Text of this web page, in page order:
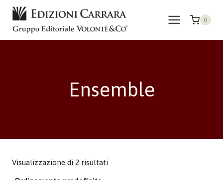
Salta
contenuto
0
Ensemble
Visualizzazione di 2 risultati